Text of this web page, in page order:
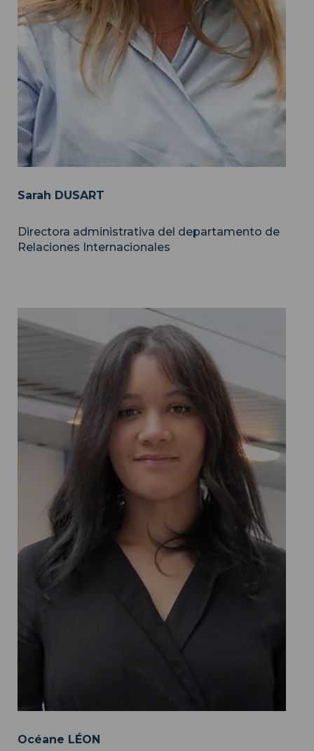
Sarah DUSART
Directora administrativa del departamento de
Relaciones Internacionales
Océane LÉON